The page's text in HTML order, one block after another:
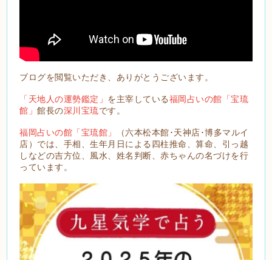
ブログを閲覧いただき、ありがとうございます。
「天地人の運勢鑑定」 を主宰している福岡占いの館「宝琉
館」館長の深川宝琉です。
福岡占いの館「宝琉館」
（六本松本館･天神店･博多マルイ
店）では、手相、生年月日による四柱推命、算命、引っ越
しなどの吉方位、風水、姓名判断、赤ちゃんの名づけを行
っています。